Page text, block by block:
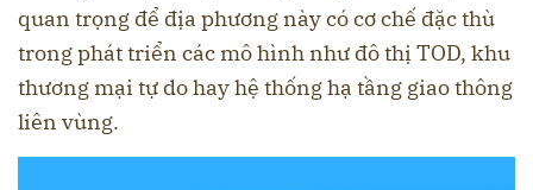
quan trọng để địa phương này có cơ chế đặc thù
trong phát triển các mô hình như đô thị TOD, khu
thương mại tự do hay hệ thống hạ tầng giao thông
liên vùng.